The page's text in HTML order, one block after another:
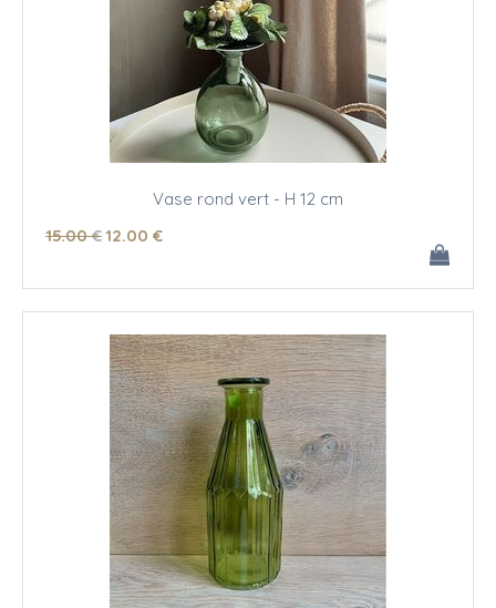
Vase rond vert - H 12 cm
15.00 €12.00 €